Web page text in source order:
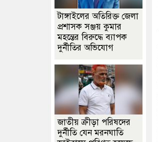
টাঙ্গাইলের অতিরিক্ত জেলা
প্রশাসক সঞ্জয় কুমার
মহন্তের বিরুদ্ধে ব্যাপক
দুর্নীতির অভিযোগ
জাতীয় ক্রীড়া পরিষদের
দুর্নীতি যেন মরনঘাতি